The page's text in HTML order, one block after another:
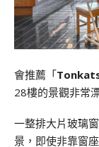
會推薦「
28樓的景觀非常
一整排大片玻璃
景，即使非靠窗